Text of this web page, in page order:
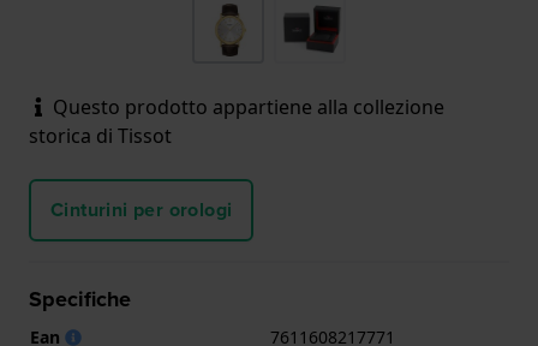
Questo prodotto appartiene alla collezione
storica di Tissot
Cinturini per orologi
Specifiche
Ean
7611608217771